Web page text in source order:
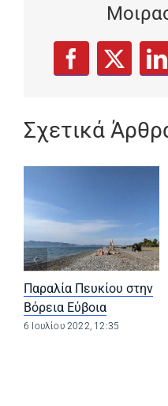
Facebook
(opens in a
X
(opens
Σχετικά
Παραλία Πευκίου στην
Βόρεια Εύβοια
6 Ιουλίου 2022, 12:35